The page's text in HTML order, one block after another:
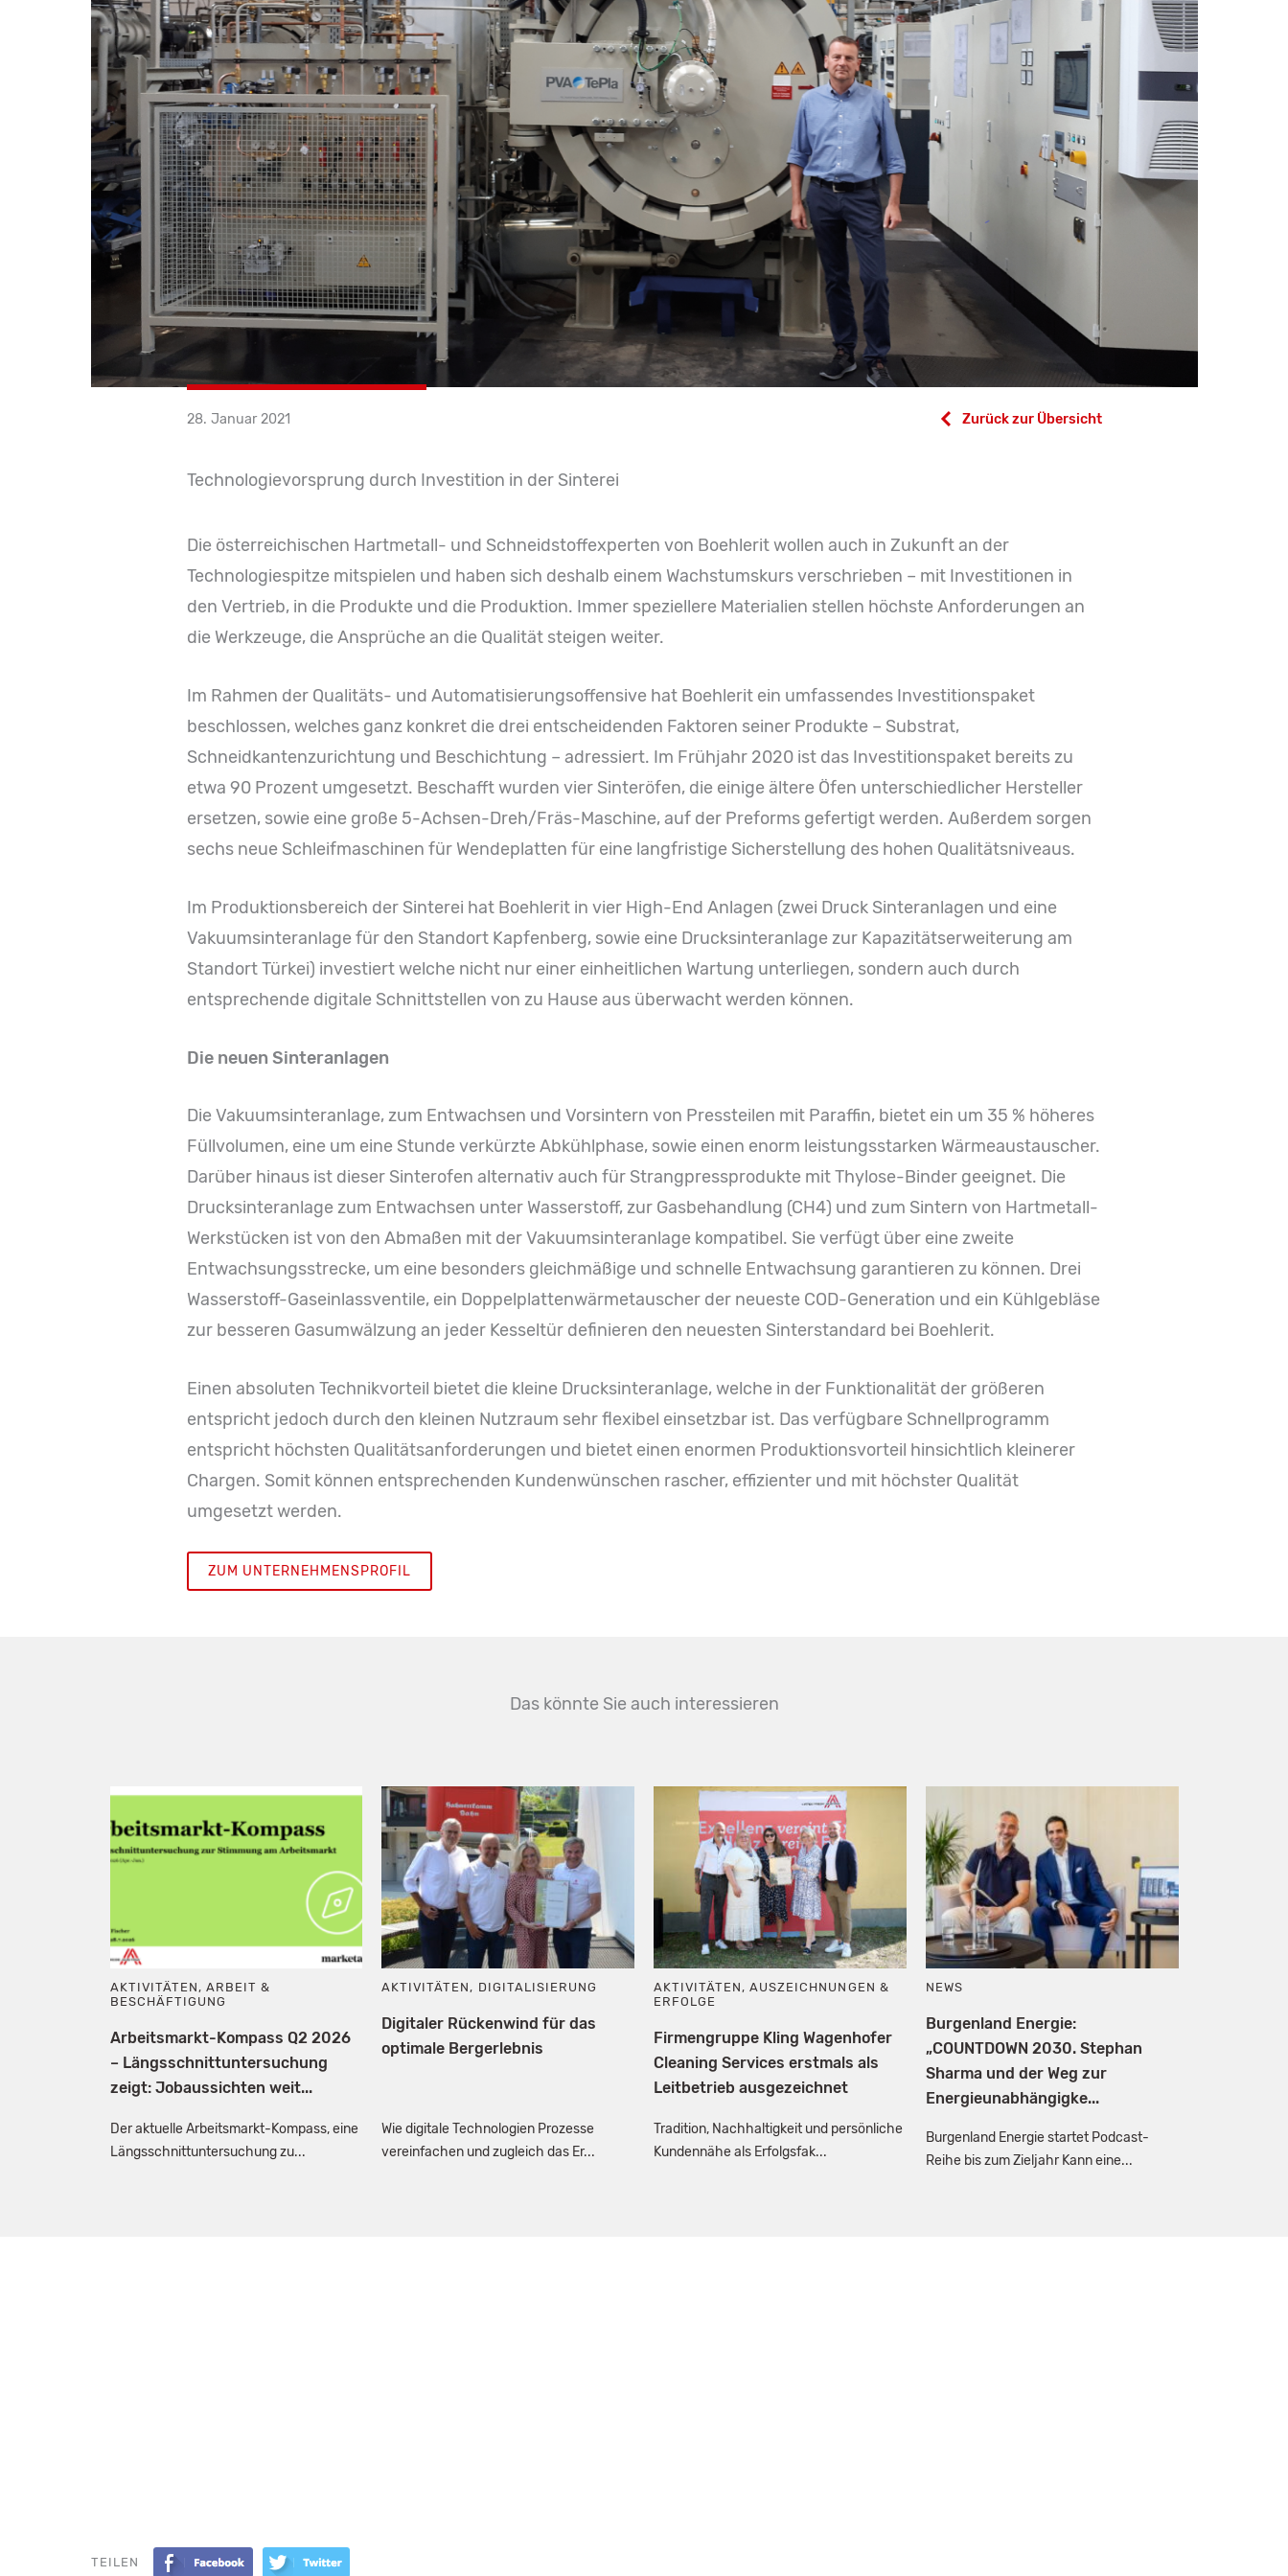
28. Januar 2021 Zurück zur Übersicht
Technologievorsprung durch Investition in der Sinterei
Die österreichischen Hartmetall- und Schneidstoffexperten von Boehlerit wollen auch in Zukunft an der
Technologiespitze mitspielen und haben sich deshalb einem Wachstumskurs verschrieben – mit Investitionen in
den Vertrieb, in die Produkte und die Produktion. Immer speziellere Materialien stellen höchste Anforderungen an
die Werkzeuge, die Ansprüche an die Qualität steigen weiter.
Im Rahmen der Qualitäts- und Automatisierungsoffensive hat Boehlerit ein umfassendes Investitionspaket
beschlossen, welches ganz konkret die drei entscheidenden Faktoren seiner Produkte – Substrat,
Schneidkantenzurichtung und Beschichtung – adressiert. Im Frühjahr 2020 ist das Investitionspaket bereits zu
etwa 90 Prozent umgesetzt. Beschafft wurden vier Sinteröfen, die einige ältere Öfen unterschiedlicher Hersteller
ersetzen, sowie eine große 5-Achsen-Dreh/Fräs-Maschine, auf der Preforms gefertigt werden. Außerdem sorgen
sechs neue Schleifmaschinen für Wendeplatten für eine langfristige Sicherstellung des hohen Qualitätsniveaus.
Im Produktionsbereich der Sinterei hat Boehlerit in vier High-End Anlagen (zwei Druck Sinteranlagen und eine
Vakuumsinteranlage für den Standort Kapfenberg, sowie eine Drucksinteranlage zur Kapazitätserweiterung am
Standort Türkei) investiert welche nicht nur einer einheitlichen Wartung unterliegen, sondern auch durch
entsprechende digitale Schnittstellen von zu Hause aus überwacht werden können.
Die neuen Sinteranlagen
Die Vakuumsinteranlage, zum Entwachsen und Vorsintern von Pressteilen mit Paraffin, bietet ein um 35 % höheres
Füllvolumen, eine um eine Stunde verkürzte Abkühlphase, sowie einen enorm leistungsstarken Wärmeaustauscher.
Darüber hinaus ist dieser Sinterofen alternativ auch für Strangpressprodukte mit Thylose-Binder geeignet. Die
Drucksinteranlage zum Entwachsen unter Wasserstoff, zur Gasbehandlung (CH4) und zum Sintern von Hartmetall-
Werkstücken ist von den Abmaßen mit der Vakuumsinteranlage kompatibel. Sie verfügt über eine zweite
Entwachsungsstrecke, um eine besonders gleichmäßige und schnelle Entwachsung garantieren zu können. Drei
Wasserstoff-Gaseinlassventile, ein Doppelplattenwärmetauscher der neueste COD-Generation und ein Kühlgebläse
zur besseren Gasumwälzung an jeder Kesseltür definieren den neuesten Sinterstandard bei Boehlerit.
Einen absoluten Technikvorteil bietet die kleine Drucksinteranlage, welche in der Funktionalität der größeren
entspricht jedoch durch den kleinen Nutzraum sehr flexibel einsetzbar ist. Das verfügbare Schnellprogramm
entspricht höchsten Qualitätsanforderungen und bietet einen enormen Produktionsvorteil hinsichtlich kleinerer
Chargen. Somit können entsprechenden Kundenwünschen rascher, effizienter und mit höchster Qualität
umgesetzt werden.
ZUM UNTERNEHMENSPROFIL
Das könnte Sie auch interessieren
AKTIVITÄTEN, ARBEIT &
BESCHÄFTIGUNG
Arbeitsmarkt-Kompass Q2 2026
– Längsschnittuntersuchung
zeigt: Jobaussichten weit...
Der aktuelle Arbeitsmarkt-Kompass, eine
Längsschnittuntersuchung zu...
AKTIVITÄTEN, DIGITALISIERUNG
Digitaler Rückenwind für das
optimale Bergerlebnis
Wie digitale Technologien Prozesse
vereinfachen und zugleich das Er...
AKTIVITÄTEN,AUSZEICHNUNGEN &
ERFOLGE
Firmengruppe Kling Wagenhofer
Cleaning Services erstmals als
Leitbetrieb ausgezeichnet
Tradition, Nachhaltigkeit und persönliche
Kundennähe als Erfolgsfak...
NEWS
Burgenland Energie:
„COUNTDOWN 2030. Stephan
Sharma und der Weg zur
Energieunabhängigke...
Burgenland Energie startet Podcast-
Reihe bis zum Zieljahr Kann eine...
TEILEN